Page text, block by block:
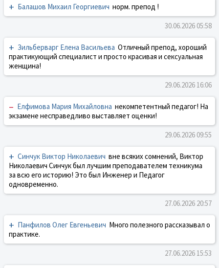
+ Балашов Михаил Георгиевич норм. препод !
30.06.2026 05:58
+ Зильберварг Елена Васильева Отличный препод, хороший
практикующий специалист и просто красивая и сексуальная
женщина!
29.06.2026 16:06
– Елфимова Мария Михайловна некомпетентный педагог! На
экзамене несправедливо выставляет оценки!
29.06.2026 09:55
+ Синчук Виктор Николаевич вне всяких сомнений, Виктор
Николаевич Синчук был лучшим преподавателем техникума
за всю его историю! Это был Инженер и Педагог
одновременно.
27.06.2026 20:57
+ Панфилов Олег Евгеньевич Много полезного рассказывал о
практике.
27.06.2026 15:53